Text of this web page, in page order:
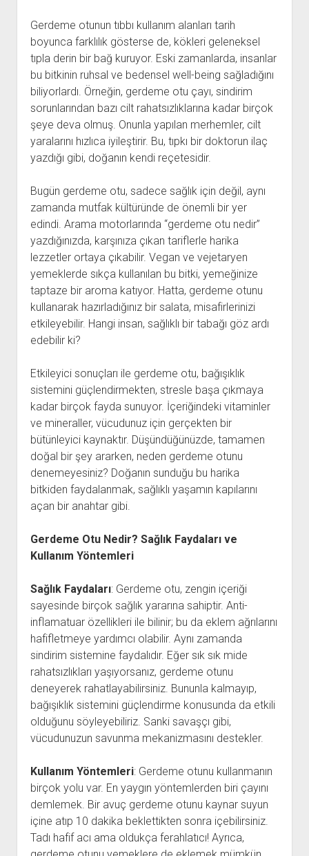
Gerdeme otunun tıbbı kullanım alanları tarih
boyunca farklılık gösterse de, kökleri geleneksel
tıpla derin bir bağ kuruyor. Eski zamanlarda, insanlar
bu bitkinin ruhsal ve bedensel well-being sağladığını
biliyorlardı. Örneğin, gerdeme otu çayı, sindirim
sorunlarından bazı cilt rahatsızlıklarına kadar birçok
şeye deva olmuş. Onunla yapılan merhemler, cilt
yaralarını hızlıca iyileştirir. Bu, tıpkı bir doktorun ilaç
yazdığı gibi, doğanın kendi reçetesidir.
Bugün gerdeme otu, sadece sağlık için değil, aynı
zamanda mutfak kültüründe de önemli bir yer
edindi. Arama motorlarında “gerdeme otu nedir”
yazdığınızda, karşınıza çıkan tariflerle harika
lezzetler ortaya çıkabilir. Vegan ve vejetaryen
yemeklerde sıkça kullanılan bu bitki, yemeğinize
taptaze bir aroma katıyor. Hatta, gerdeme otunu
kullanarak hazırladığınız bir salata, misafirlerinizi
etkileyebilir. Hangi insan, sağlıklı bir tabağı göz ardı
edebilir ki?
Etkileyici sonuçları ile gerdeme otu, bağışıklık
sistemini güçlendirmekten, stresle başa çıkmaya
kadar birçok fayda sunuyor. İçeriğindeki vitaminler
ve mineraller, vücudunuz için gerçekten bir
bütünleyici kaynaktır. Düşündüğünüzde, tamamen
doğal bir şey ararken, neden gerdeme otunu
denemeyesiniz? Doğanın sunduğu bu harika
bitkiden faydalanmak, sağlıklı yaşamın kapılarını
açan bir anahtar gibi.
Gerdeme Otu Nedir? Sağlık Faydaları ve
Kullanım Yöntemleri
Sağlık Faydaları: Gerdeme otu, zengin içeriği
sayesinde birçok sağlık yararına sahiptir. Anti-
inflamatuar özellikleri ile bilinir; bu da eklem ağrılarını
hafifletmeye yardımcı olabilir. Aynı zamanda
sindirim sistemine faydalıdır. Eğer sık sık mide
rahatsızlıkları yaşıyorsanız, gerdeme otunu
deneyerek rahatlayabilirsiniz. Bununla kalmayıp,
bağışıklık sistemini güçlendirme konusunda da etkili
olduğunu söyleyebiliriz. Sanki savaşçı gibi,
vücudunuzun savunma mekanizmasını destekler.
Kullanım Yöntemleri: Gerdeme otunu kullanmanın
birçok yolu var. En yaygın yöntemlerden biri çayını
demlemek. Bir avuç gerdeme otunu kaynar suyun
içine atıp 10 dakika beklettikten sonra içebilirsiniz.
Tadı hafif acı ama oldukça ferahlatıcı! Ayrıca,